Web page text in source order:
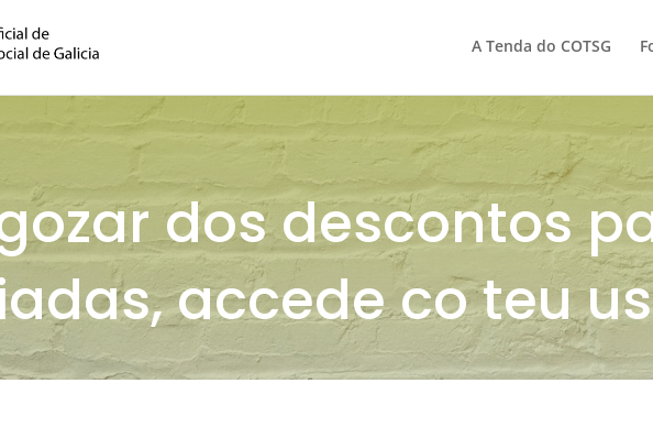
A Tenda do COTSG
dos descontos
accede co teu